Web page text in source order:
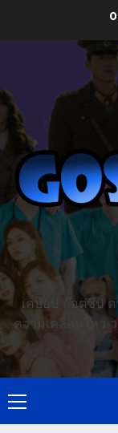
เคป๊อป ก๊อตซิป ด
ความเคลื่อนไหว
Primary
Menu